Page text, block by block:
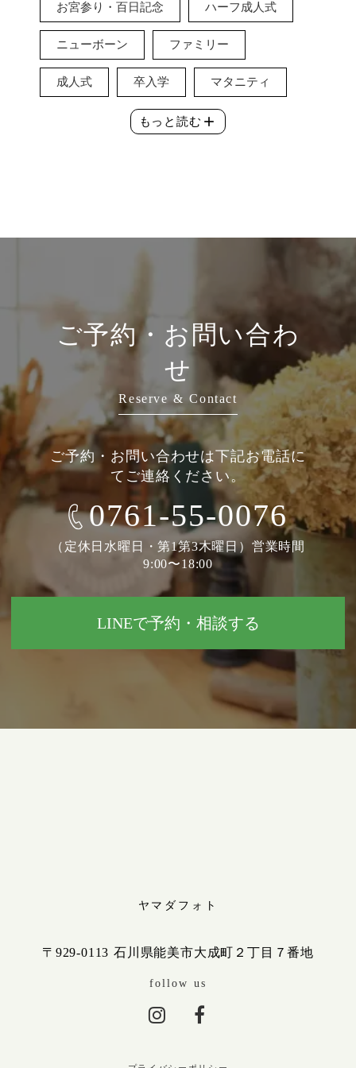
お宮参り・百日記念 ハーフ成人式
ニューボーン ファミリー
成人式 卒入学 マタニティ
もっと読む add
ご予約・お問い合わ
せ
Reserve & Contact
ご予約・お問い合わせは下記お電話に
てご連絡ください。
0761-55-0076
（定休日水曜日・第1第3木曜日）営業時間
9:00〜18:00
LINEで予約・相談する
ヤマダフォト
〒929-0113 石川県能美市大成町２丁目７番地
follow us